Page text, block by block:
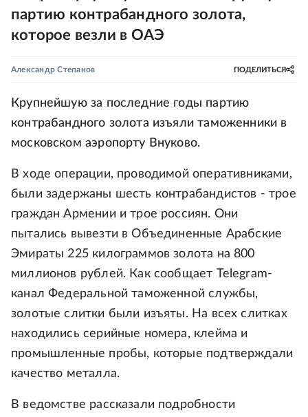
партию контрабандного золота,
которое везли в ОАЭ
Александр Степанов ПОДЕЛИТЬСЯ
Крупнейшую за последние годы партию
контрабандного золота изъяли таможенники в
московском аэропорту Внуково.
В ходе операции, проводимой оперативниками,
были задержаны шесть контрабандистов - трое
граждан Армении и трое россиян. Они
пытались вывезти в Объединенные Арабские
Эмираты 225 килограммов золота на 800
миллионов рублей. Как сообщает Telegram-
канал Федеральной таможенной службы,
золотые слитки были изъяты. На всех слитках
находились серийные номера, клейма и
промышленные пробы, которые подтверждали
качество металла.
В ведомстве рассказали подробности